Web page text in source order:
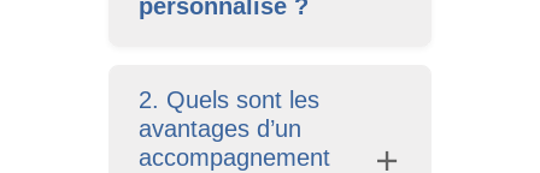
personnalisé ?
2. Quels sont les
avantages d’un
accompagnement